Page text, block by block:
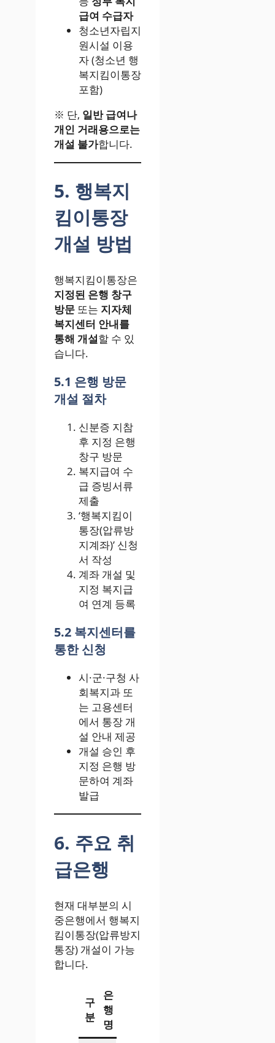
급여 수급자
청소년자립지
원시설 이용
자 (청소년 행
복지킴이통장
포함)
※ 단, 일반 급여나
개인 거래용으로는
개설 불가합니다.
5. 행복지
킴이통장
개설 방법
행복지킴이통장은
지정된 은행 창구
방문 또는 지자체
복지센터 안내를
통해 개설할 수 있
습니다.
5.1 은행 방문
개설 절차
신분증 지참
후 지정 은행
창구 방문
복지급여 수
급 증빙서류
제출
‘행복지킴이
통장(압류방
지계좌)’ 신청
서 작성
계좌 개설 및
지정 복지급
여 연계 등록
5.2 복지센터를
통한 신청
시·군·구청 사
회복지과 또
는 고용센터
에서 통장 개
설 안내 제공
개설 승인 후
지정 은행 방
문하여 계좌
발급
6. 주요 취
급은행
현재 대부분의 시
중은행에서 행복지
킴이통장(압류방지
통장) 개설이 가능
합니다.
구
분
은
행
명